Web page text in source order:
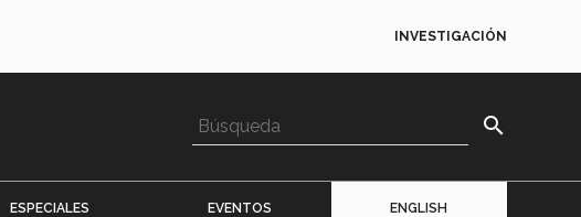
INVESTIGACIÓN
search
ESPECIALES EVENTOS ENGLISH